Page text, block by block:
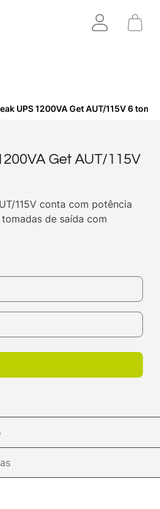
UPS 1200VA Get AUT/115V 6
Get AUT/115V
115V conta com potência
de saída com
para segurar seus